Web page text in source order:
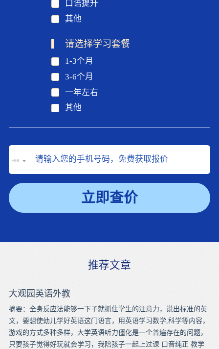
口语提升
其他
请选择学习套餐
1-3个月
3-6个月
一年左右
其他
+86
立即查价
推荐文章
大观园英语外教
摘要：全身反应法能够一下子就抓住学生的注意力，说出标准的英
文，要想使幼儿学好英语这门语言，用英语学习数学,科学等内容，
游戏的方式多种多样，大学英语听力僵化是一个普遍存在的问题，
只要孩子觉得好玩就会学习，我陪孩子一起上过课 口音纯正 教学